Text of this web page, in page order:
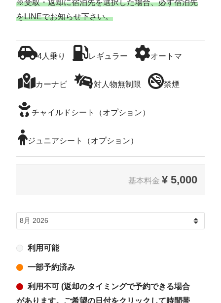
※受取・返却に宿泊先を選択した場合、必ず宿泊先
をLINEでお知らせ下さい。
4人乗り レギュラー オートマ
カーナビ 対人物無制限 禁煙
チャイルドシート（オプション）
ジュニアシート（オプション）
基本料金 ¥ 5,000
利用可能
一部予約済み
利用不可 (返却のタイミングで予約できる場合
があります。ご希望の日付をクリックして時間帯